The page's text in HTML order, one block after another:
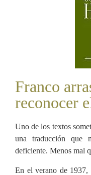
Franco
reconocer
Uno de los textos
una traducción que
deficiente. Menos mal
En el verano de 1937,